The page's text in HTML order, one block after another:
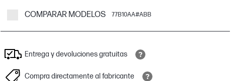
COMPARAR MODELOS 77B10AA#ABB
Entrega y devoluciones gratuitas
Compra directamente al fabricante